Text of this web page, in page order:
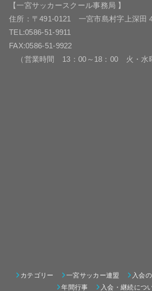
【一宮サッカースクール事務局 】
住所：〒491-0121 一宮市島村字上深田
TEL:0586-51-9911
FAX:0586-51-9922
（営業時間 13：00～18：00 火・水
カテゴリー 一宮サッカー連盟
入会
年間行事
入会・継続につ